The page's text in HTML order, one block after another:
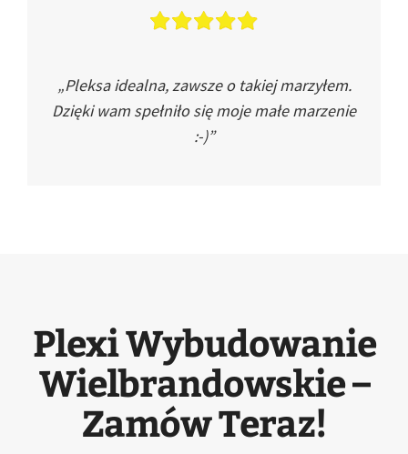
„Pleksa idealna, zawsze o takiej marzyłem.
Dzięki wam spełniło się moje małe marzenie
:-)”
Plexi Wybudowanie
Wielbrandowskie –
Zamów Teraz!